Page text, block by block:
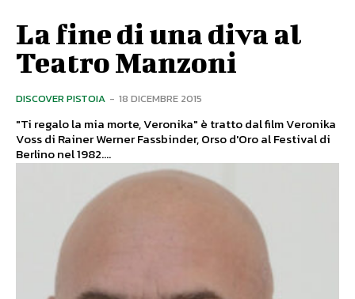
La fine di una diva al
Teatro Manzoni
DISCOVER PISTOIA - 18 DICEMBRE 2015
"Ti regalo la mia morte, Veronika" è tratto dal film Veronika
Voss di Rainer Werner Fassbinder, Orso d'Oro al Festival di
Berlino nel 1982....